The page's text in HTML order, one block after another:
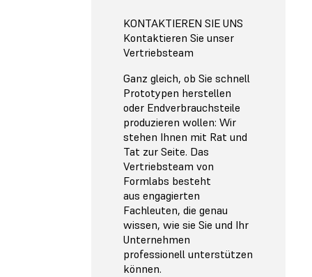
KONTAKTIEREN SIE UNS
Kontaktieren Sie unser
Vertriebsteam
Ganz gleich, ob Sie schnell
Prototypen herstellen
oder Endverbrauchsteile
produzieren wollen: Wir
stehen Ihnen mit Rat und
Tat zur Seite. Das
Vertriebsteam von
Formlabs besteht
aus engagierten
Fachleuten, die genau
wissen, wie sie Sie und Ihr
Unternehmen
professionell unterstützen
können.